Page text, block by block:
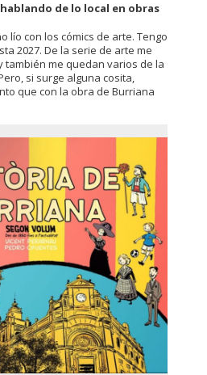
de lo local en obras
lío con los cómics de arte. Tengo
2027. De la serie de arte me
también me quedan varios de la
si surge alguna cosita,
que con la obra de Burriana